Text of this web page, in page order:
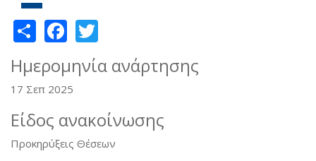
ShareFacebook
Ημερομηνία ανάρτησης
17 Σεπ 2025
Είδος ανακοίνωσης
Προκηρύξεις Θέσεων